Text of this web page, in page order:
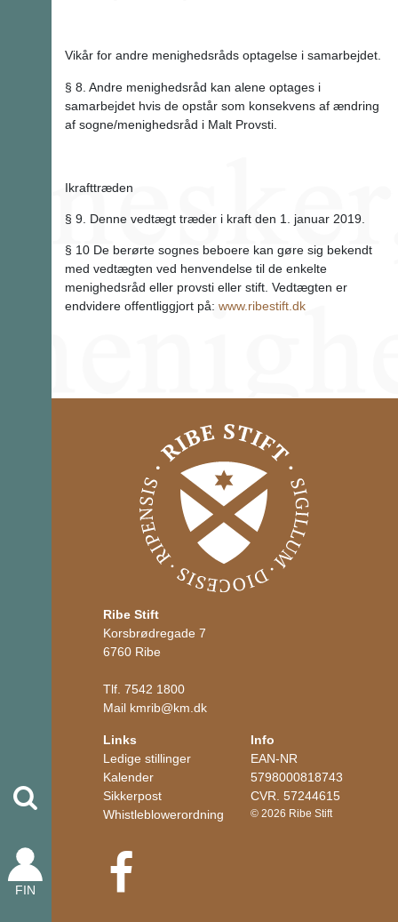
FIN
Vikår for andre menighedsråds optagelse i samarbejdet.
§ 8. Andre menighedsråd kan alene optages i
samarbejdet hvis de opstår som konsekvens af ændring
af sogne/menighedsråd i Malt Provsti.
Ikrafttræden
§ 9. Denne vedtægt træder i kraft den 1. januar 2019.
§ 10 De berørte sognes beboere kan gøre sig bekendt
med vedtægten ved henvendelse til de enkelte
menighedsråd eller provsti eller stift. Vedtægten er
endvidere offentliggjort på: www.ribestift.dk
Ribe Stift
Korsbrødregade 7
6760 Ribe
Tlf.7542 1800
Mail kmrib@km.dk
Links
Ledige stillinger
Kalender
Sikkerpost
Whistleblowerordning
Info
EAN-NR
5798000818743
CVR. 57244615
© 2026 Ribe Stift